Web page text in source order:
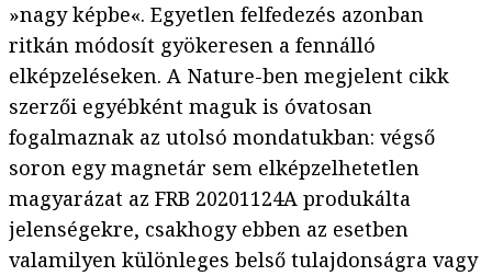
»nagy képbe«. Egyetlen felfedezés azonban
ritkán módosít gyökeresen a fennálló
elképzeléseken. A Nature-ben megjelent cikk
szerzői egyébként maguk is óvatosan
fogalmaznak az utolsó mondatukban: végső
soron egy magnetár sem elképzelhetetlen
magyarázat az FRB 20201124A produkálta
jelenségekre, csakhogy ebben az esetben
valamilyen különleges belső tulajdonságra vagy